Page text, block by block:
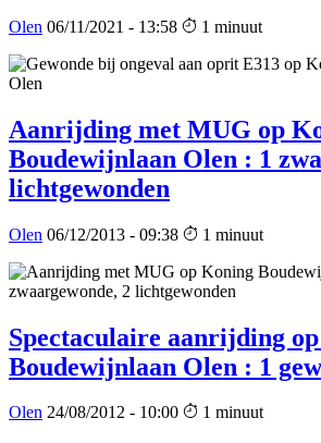
Olen 06/11/2021 - 13:58 1 minuut
Aanrijding met MUG op
Boudewijnlaan Olen : 1
lichtgewonden
Olen 06/12/2013 - 09:38 1 minuut
Spectaculaire aanrijding
Boudewijnlaan Olen : 1
Olen 24/08/2012 - 10:00 1 minuut